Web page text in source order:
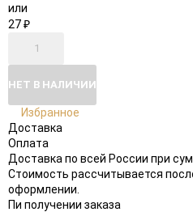
или
27 ₽
НЕТ В НАЛИЧИИ
Избранное
Доставка
Оплата
Доставка по всей России при
Стоимость рассчитывается
оформлении.
Пи получении заказа